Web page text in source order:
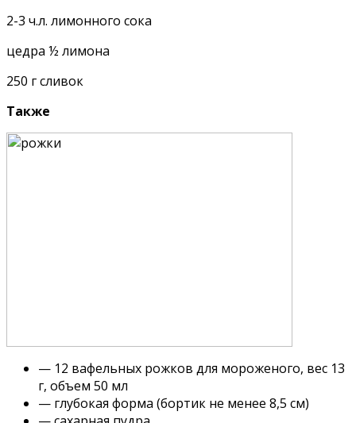
2-3 ч.л. лимонного сока
цедра ½ лимона
250 г сливок
Также
— 12 вафельных рожков для мороженого, вес 13
г, объем 50 мл
— глубокая форма (бортик не менее 8,5 см)